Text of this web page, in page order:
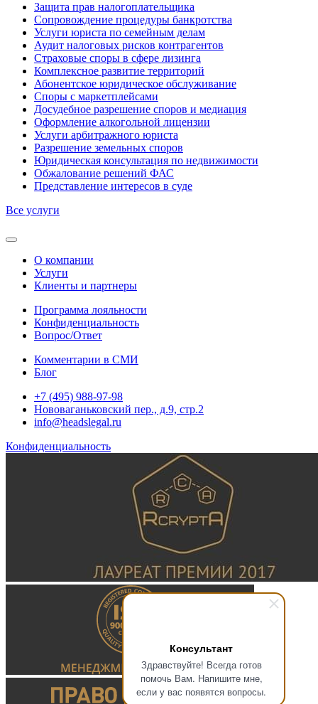
Консультант
Здравствуйте! Всегда готов
помочь Вам. Напишите мне,
если у вас появятся вопросы.
Защита прав налогоплательщика
Сопровождение процедуры банкротства
Услуги юриста по семейным делам
Аудит налоговых рисков контрагентов
Страховые споры в сфере лизинга
Комплексное развитие территорий
Абонентское юридическое обслуживание
Споры с маркетплейсами
Досудебное разрешение споров и медиация
Оформление алкогольной лицензии
Услуги арбитражного юриста
Разрешение земельных споров
Юридическая консультация по недвижимости
Обжалование решений ФАС
Представление интересов в суде
Все услуги
О компании
Услуги
Клиенты и партнеры
Программа лояльности
Конфиденциальность
Вопрос/Ответ
Комментарии в СМИ
Блог
+7 (495) 988-97-98
Нововаганьковский пер., д.9, стр.2
info@headslegal.ru
Конфиденциальность